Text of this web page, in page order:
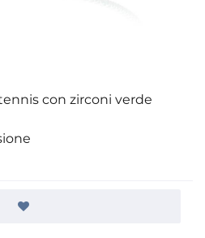
con zirconi verde